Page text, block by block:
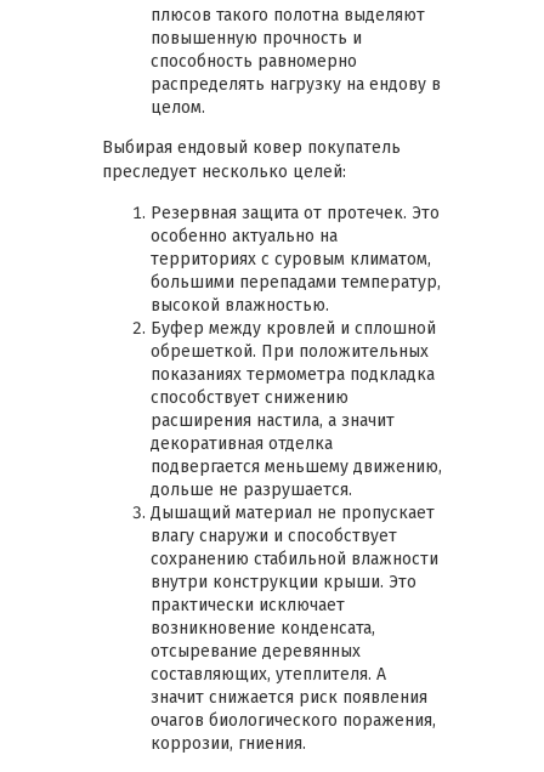
плюсов такого полотна выделяют
повышенную прочность и
способность равномерно
распределять нагрузку на ендову в
целом.
Выбирая ендовый ковер покупатель
преследует несколько целей:
Резервная защита от протечек. Это
особенно актуально на
территориях с суровым климатом,
большими перепадами температур,
высокой влажностью.
Буфер между кровлей и сплошной
обрешеткой. При положительных
показаниях термометра подкладка
способствует снижению
расширения настила, а значит
декоративная отделка
подвергается меньшему движению,
дольше не разрушается.
Дышащий материал не пропускает
влагу снаружи и способствует
сохранению стабильной влажности
внутри конструкции крыши. Это
практически исключает
возникновение конденсата,
отсыревание деревянных
составляющих, утеплителя. А
значит снижается риск появления
очагов биологического поражения,
коррозии, гниения.